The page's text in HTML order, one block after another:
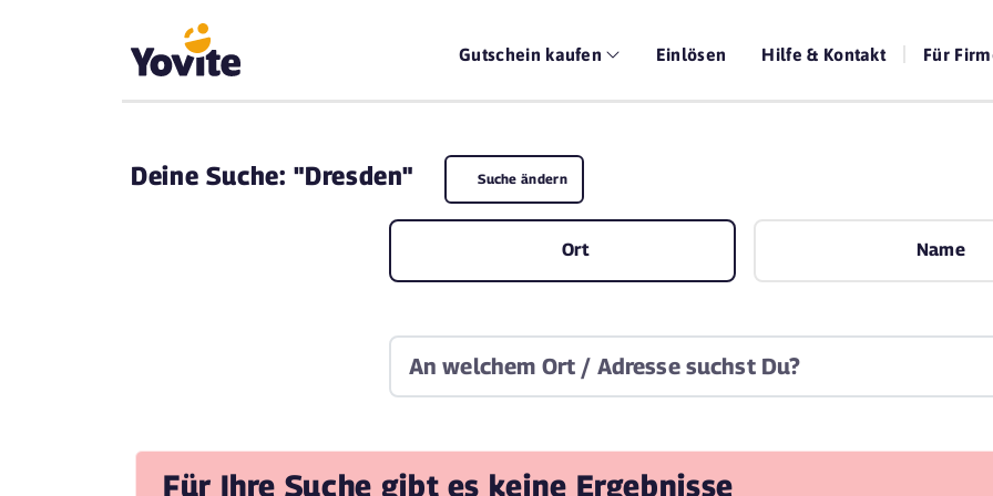
Gutschein kaufen Einlösen Hilfe & Kontakt Für
Deine Suche: "Dresden" Suche ändern
Ort Name
Für Ihre Suche gibt es keine Ergebnisse